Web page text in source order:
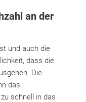
an der
und auch die
dass die
Die
das
schnell in das